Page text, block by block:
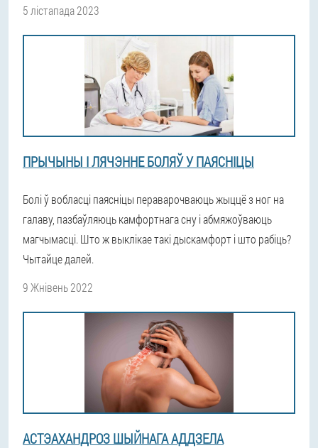
5 лістапада 2023
ПРЫЧЫНЫ І ЛЯЧЭННЕ БОЛЯЎ У ПАЯСНІЦЫ
Болі ў вобласці паясніцы пераварочваюць жыццё з ног на
галаву, пазбаўляюць камфортнага сну і абмяжоўваюць
магчымасці. Што ж выклікае такі дыскамфорт і што рабіць?
Чытайце далей.
9 Жнівень 2022
АСТЭАХАНДРОЗ ШЫЙНАГА АДДЗЕЛА